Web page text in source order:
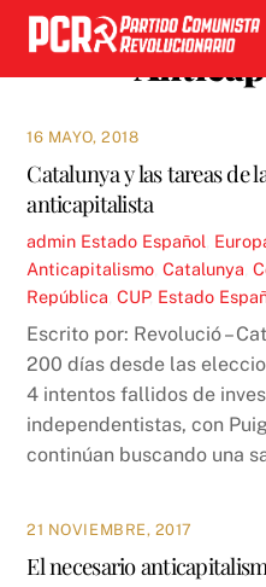
Skip
content
16 MAYO, 2018
Catalunya y las tareas de
anticapitalista
admin Estado Español
Anticapitalismo ,Catalunya ,
República ,CUP, Estado
Escrito por: Revolució –
200 días desde las
4 intentos fallidos de
independentistas, con
continúan buscando una
21 NOVIEMBRE, 2017
El necesario